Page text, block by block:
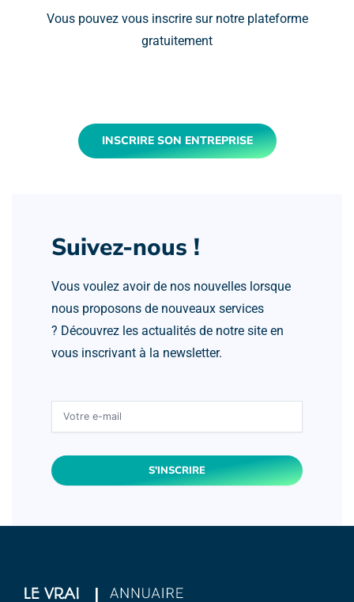
Vous pouvez vous inscrire sur notre plateforme
gratuitement
INSCRIRE SON ENTREPRISE
Suivez-nous !
Vous voulez avoir de nos nouvelles lorsque
nous proposons de nouveaux services
? Découvrez les actualités de notre site en
vous inscrivant à la newsletter.